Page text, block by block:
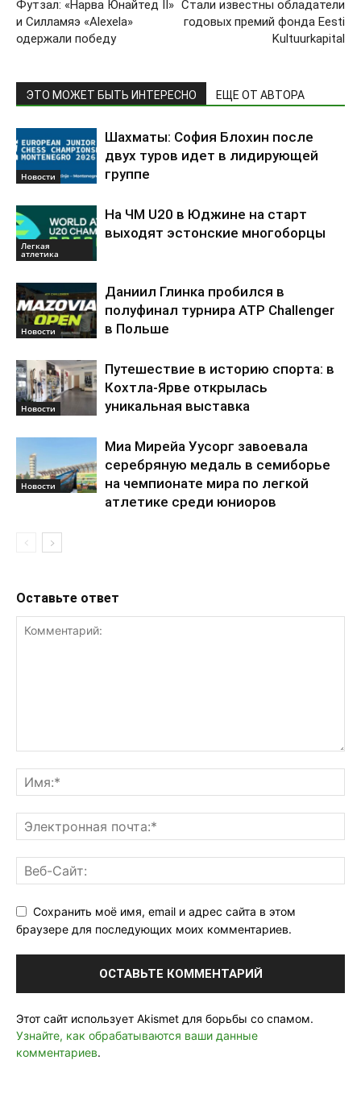
Футзал: «Нарва Юнайтед II»
и Силламяэ «Alexela»
одержали победу
Стали известны обладатели
годовых премий фонда Eesti
Kultuurkapital
ЭТО МОЖЕТ БЫТЬ ИНТЕРЕСНО ЕЩЕ ОТ АВТОРА
Новости
Шахматы: София Блохин после
двух туров идет в лидирующей
группе
Легкая
атлетика
На ЧМ U20 в Юджине на старт
выходят эстонские многоборцы
Новости
Даниил Глинка пробился в
полуфинал турнира ATP Challenger
в Польше
Новости
Путешествие в историю спорта: в
Кохтла-Ярве открылась
уникальная выставка
Новости
Миа Мирейа Уусорг завоевала
серебряную медаль в семиборье
на чемпионате мира по легкой
атлетике среди юниоров
Оставьте ответ
Сохранить моё имя, email и адрес сайта в этом
браузере для последующих моих комментариев.
Этот сайт использует Akismet для борьбы со спамом.
Узнайте, как обрабатываются ваши данные
комментариев.